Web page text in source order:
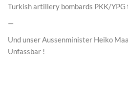
Turkish artillery bombards PKK/
—
Und unser Aussenminister Heiko
Unfassbar !